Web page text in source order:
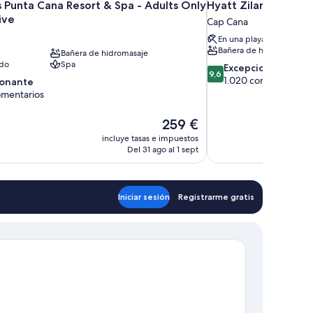
Punta Cana Resort & Spa - Adults Only
Bañera de hidromasaje
Spa
El
precio
actual
259 €
259 €
incluye tasas e impuestos
Del 31 ago al 1 sept
Hyatt Zilara Cap
Cap Cana
En una playa privada
Bañera de hidromasaje
9.6
sobre
9,6 Excepcional
1.020 comentarios
Iniciar sesión Registrarme gratis